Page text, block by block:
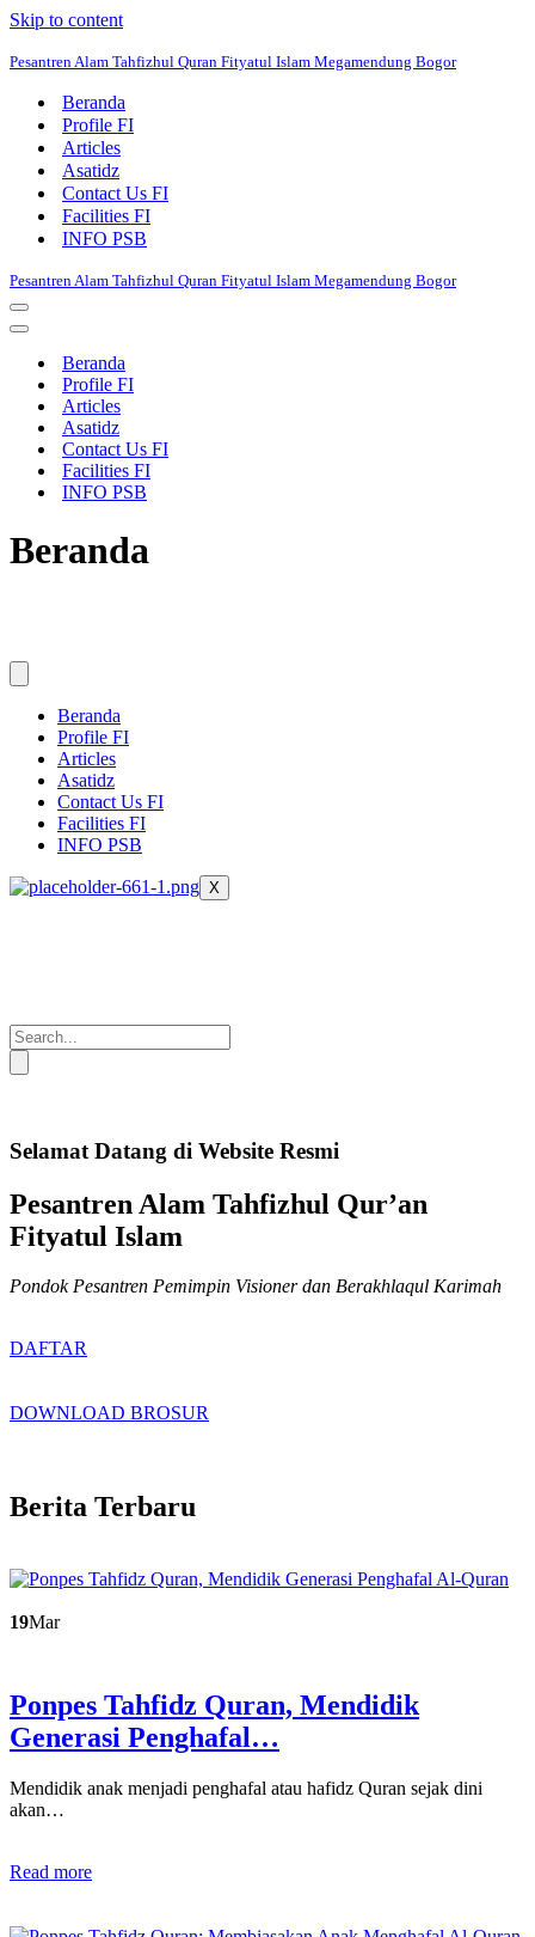
Skip to content
Pesantren Alam Tahfizhul Quran Fityatul Islam Megamendung Bogor
Beranda
Profile FI
Articles
Asatidz
Contact Us FI
Facilities FI
INFO PSB
Pesantren Alam Tahfizhul Quran Fityatul Islam Megamendung Bogor
Navigation
Menu
Navigation
Beranda
Profile FI
Articles
Asatidz
Contact Us FI
Facilities FI
INFO PSB
Beranda
Beranda
Profile FI
Articles
Asatidz
Contact Us FI
Facilities FI
INFO PSB
X
Selamat Datang di Website Resmi
Pesantren Alam Tahfizhul Qur’an
Fityatul Islam
Pondok Pesantren Pemimpin Visioner dan Berakhlaqul Karimah
DAFTAR
DOWNLOAD BROSUR
Berita Terbaru
19Mar
Ponpes Tahfidz Quran, Mendidik
Generasi Penghafal…
Mendidik anak menjadi penghafal atau hafidz Quran sejak dini
akan…
Read more